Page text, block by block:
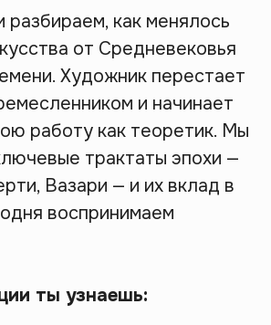
разбираем, как менялось
от Средневековья
Художник перестает
и начинает
работу как теоретик. Мы
трактаты эпохи —
Вазари — и их вклад в
воспринимаем
ты узнаешь: